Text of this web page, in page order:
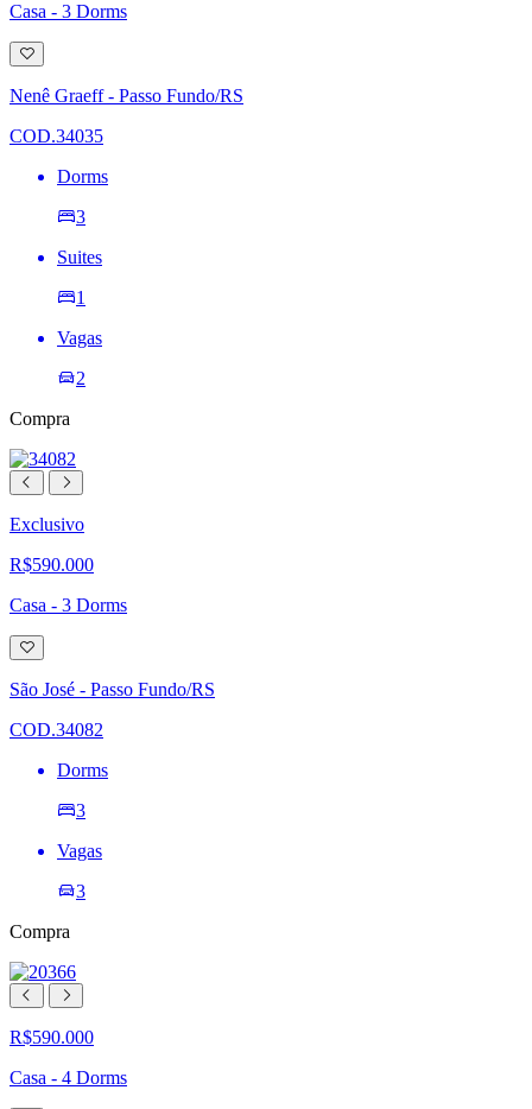
Casa - 3 Dorms
Adicionar
à
lista
de
Nenê Graeff - Passo Fundo/RS
COD.34035
Dorms
3
Suites
1
Vagas
2
Compra
Exclusivo
R$590.000
Casa - 3 Dorms
Adicionar
à
lista
de
São José - Passo Fundo/RS
COD.34082
Dorms
3
Vagas
3
Compra
R$590.000
Casa - 4 Dorms